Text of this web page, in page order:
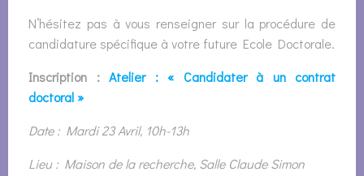
N’hésitez pas à vous renseigner sur la procédure de
candidature spécifique à votre future Ecole Doctorale.
Inscription : Atelier : « Candidater à un contrat
doctoral »
Date : Mardi 23 Avril, 10h-13h
Lieu : Maison de la recherche, Salle Claude Simon